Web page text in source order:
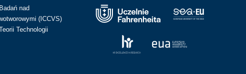
nad
(ICCVS)
Technologii